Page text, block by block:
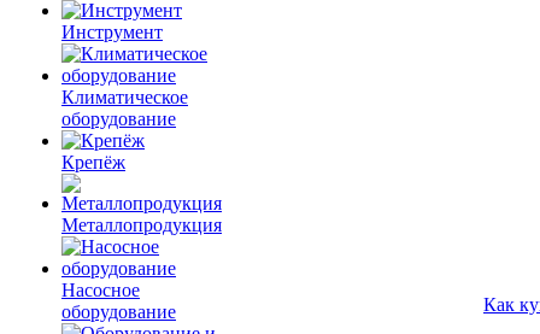
Инструмент
Климатическое
оборудование
Крепёж
Металлопродукция
Насосное
оборудование
Как